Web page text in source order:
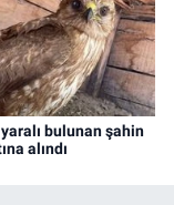
bulunan şahin
alındı